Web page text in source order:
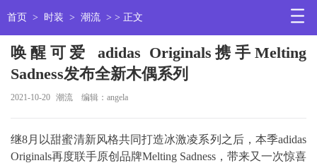
首页 > 时装 > 潮流 > > 正文
唤醒可爱 adidas Originals携手Melting
Sadness发布全新木偶系列
2021-10-20 潮流 编辑：angela
继8月以甜蜜清新风格共同打造冰激凌系列之后，本季adidas
Originals再度联手原创品牌Melting Sadness，带来又一次惊喜